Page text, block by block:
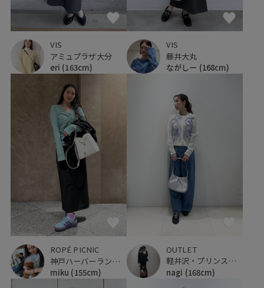
VIS
アミュプラザ大分
eri (163cm)
VIS
藤井大丸
ながしー (168cm)
ROPÉ PICNIC
神戸ハーバーランドumie
miku (155cm)
OUTLET
軽井沢・プリンスショッピングプラザ
nagi (168cm)